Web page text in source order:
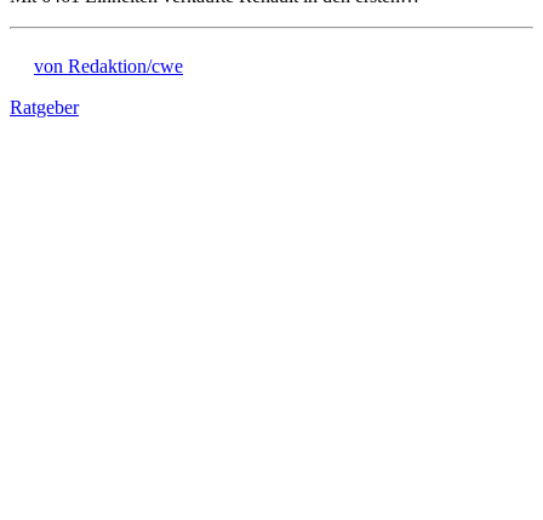
von Redaktion/cwe
Ratgeber